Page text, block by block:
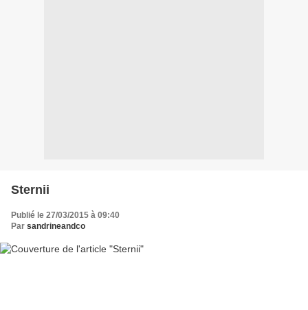
Sternii
Publié le 27/03/2015 à 09:40
Par sandrineandco